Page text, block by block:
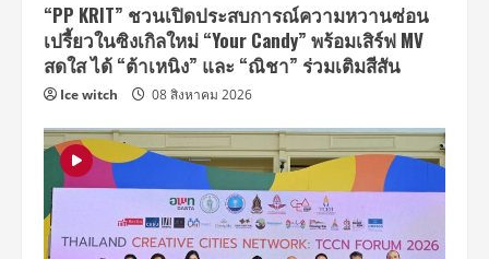
“PP KRIT” ชวนเปิดประสบการณ์ความหวานซ่อน
เปรี้ยวในซิงเกิลใหม่ “Your Candy” พร้อมเสิร์ฟ MV
สดใส ได้ “ต้าเหนิง” และ “ณิชา” ร่วมเติมสีสัน
Ice witch 08 สิงหาคม 2026